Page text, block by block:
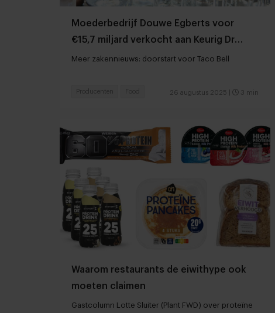
Moederbedrijf Douwe Egberts voor
€15,7 miljard verkocht aan Keurig Dr
Pepper
Meer zakennieuws: doorstart voor Taco Bell
26 augustus 2025 3 min
Producenten Food
Waarom restaurants de eiwithype ook
moeten claimen
Gastcolumn Lotte Sluiter (Plant FWD) over proteïne